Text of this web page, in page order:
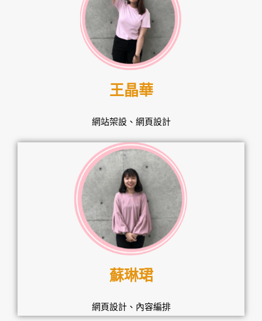
王晶華
網站架設、網頁設計
蘇琳珺
網頁設計、內容編排